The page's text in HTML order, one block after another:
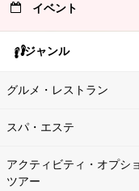
イベント
ジャンル
グルメ・レストラン
スパ・エステ
アクティビティ・オプシ
ツアー